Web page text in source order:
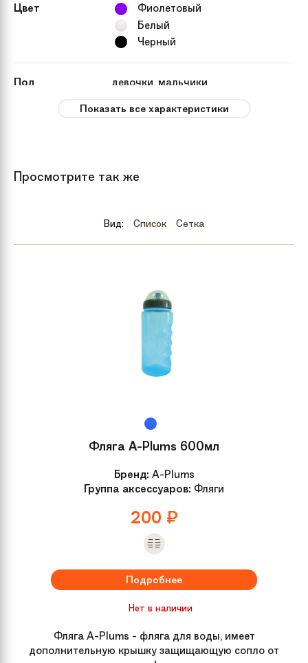
Цвет
Фиолетовый
Белый
Черный
Пол девочки, мальчики
Вес 9.3 кг
OneSize
Space Shuttle 14"
N/A
Удобный, детский с регулировкой
по высоте и наклону
Обмотка руля /
Резиновые
Рулевая колонка Классическая безрезьбовая
Показать все характеристики
Просмотрите так же
Вид: Список Сетка
Фляга A-Plums 600мл
Бренд: A-Plums
Группа аксессуаров: Фляги
200 ₽
Подробнее
Нет в наличии
Фляга A-Plums - фляга для воды, имеет
дополнительную крышку защищающую сопло от